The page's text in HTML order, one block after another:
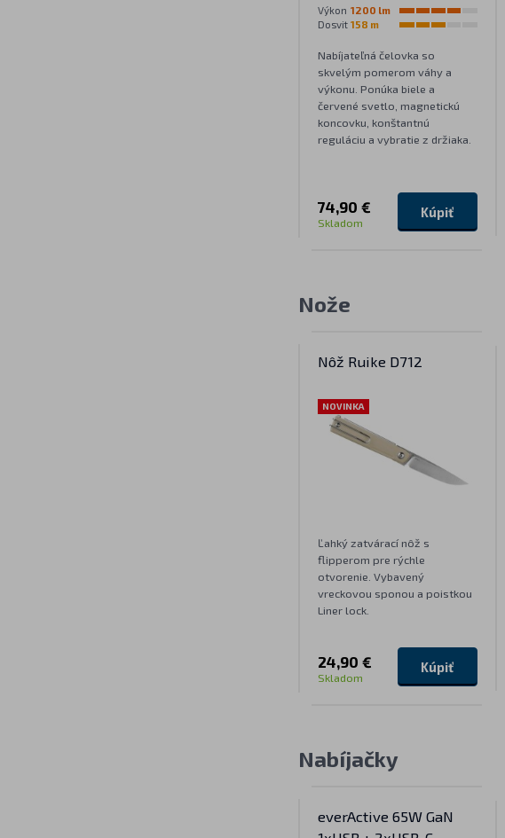
Výkon 1200 lm
Dosvit 158 m
Nabíjateľná čelovka so
skvelým pomerom váhy a
výkonu. Ponúka biele a
červené svetlo, magnetickú
koncovku, konštantnú
reguláciu a vybratie z držiaka.
74,90 €
Skladom
Kúpiť
Nože
Nôž Ruike D712
NOVINKA
Ľahký zatvárací nôž s
flipperom pre rýchle
otvorenie. Vybavený
vreckovou sponou a poistkou
Liner lock.
24,90 €
Skladom
Kúpiť
Nabíjačky
everActive 65W GaN